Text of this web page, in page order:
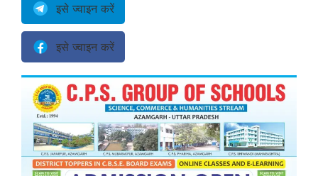
इसे ज्वाइन करें
इसे ज्वाइन करें